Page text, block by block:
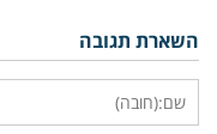
השארת תגובה